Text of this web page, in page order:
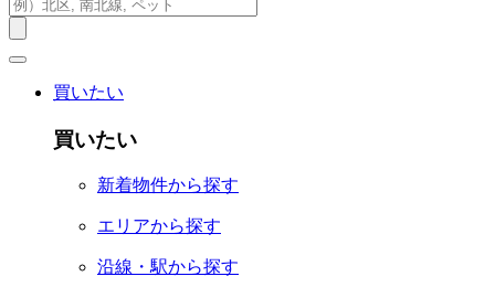
買いたい
買いたい
新着物件から探す
エリアから探す
沿線・駅から探す